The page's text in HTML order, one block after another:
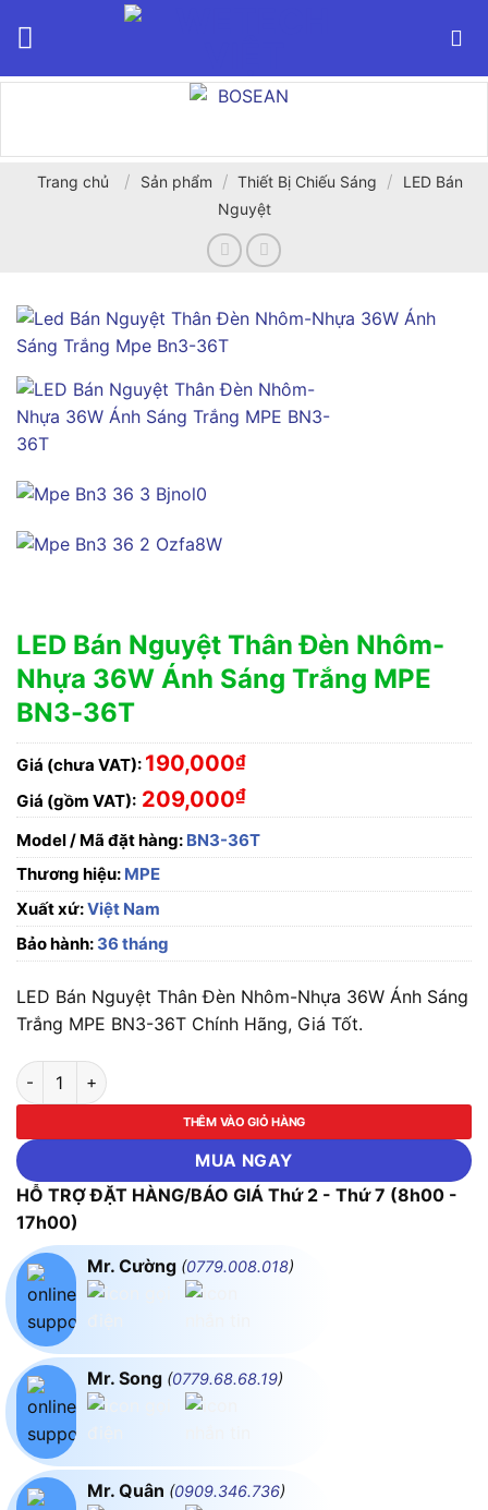
Trang chủ / Sản phẩm / Thiết Bị Chiếu Sáng /
LED Bán
Nguyệt
LED Bán Nguyệt Thân Đèn Nhôm-
Nhựa 36W Ánh Sáng Trắng MPE
BN3-36T
Giá (chưa VAT): 190,000₫
Giá (gồm VAT): 209,000₫
Model / Mã đặt hàng: BN3-36T
Thương hiệu: MPE
Xuất xứ:Việt Nam
Bảo hành: 36 tháng
LED Bán Nguyệt Thân Đèn Nhôm-Nhựa 36W Ánh Sáng
Trắng MPE BN3-36T Chính Hãng, Giá Tốt.
LED Bán Nguyệt Thân Đèn Nhôm-Nhựa 36W Ánh Sáng Trắng
THÊM VÀO GIỎ HÀNG
MUA NGAY
HỖ TRỢ ĐẶT HÀNG/BÁO GIÁ Thứ 2 - Thứ 7 (8h00 -
17h00)
Mr. Cường (0779.008.018)
Mr. Song (0779.68.68.19)
Mr. Quân (0909.346.736)